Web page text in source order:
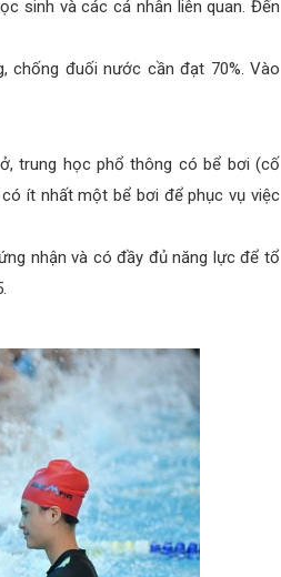
sinh và các cá nhân liên quan. Đến
chống đuối nước cần đạt 70%. Vào
trung học phổ thông có bể bơi (cố
ít nhất một bể bơi để phục vụ việc
nhận và có đầy đủ năng lực để tổ